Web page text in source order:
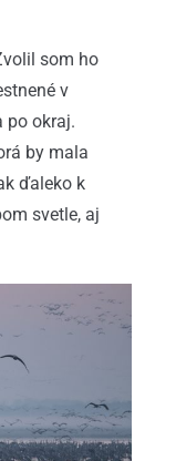
som ho
v
po okraj.
by mala
ďaleko k
svetle, aj